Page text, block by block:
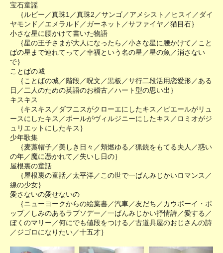
宝石童謡
｛ルビー／真珠1／真珠2／サンゴ／アメシスト／ヒスイ／ダイ
ヤモンド／エメラルド／ガーネット／サファイヤ／猫目石｝
小さな星に腰かけて書いた物語
｛星の王子さまが大人になったら／小さな星に腰かけて／こと
ばの星まで連れてって／幸福という名の星／星の魚／消さない
で｝
ことばの城
｛ことばの城／階段／呪文／黒板／サ行二段活用恋愛形／ある
日／二人のための英語のお稽古／ハート型の思い出｝
キスキス
｛キスキス／ダフニスがクローエにしたキス／ピエールがリュ
ースにしたキス／ポールがヴィルジニーにしたキス／ロミオがジ
ュリエットにしたキス｝
少年歌集
｛麦藁帽子／美しき日々／頬燃ゆる／猟銃をもてる夫人／惑い
の年／魔に憑かれて／失いし日の｝
屋根裏の童話
｛屋根裏の童話／太平洋／この世で一ばんみじかいロマンス／
線の少女｝
愛さないの愛せないの
｛ニューヨークからの絵葉書／汽車／友だち／カウボーイ・ポ
ップ／しみのあるラプソデー／一ばんみじかい抒情詩／愛する／
ぼくのマリー／何にでも値段をつける／古道具屋のおじさんの詩
／ジゴロになりたい／十五才｝